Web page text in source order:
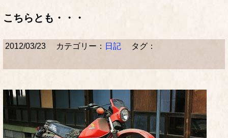
こちらとも・・・
2012/03/23 カテゴリー： 日記 タグ：